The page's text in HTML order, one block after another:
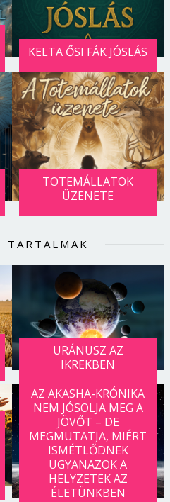
KELTA ŐSI FÁK JÓSLÁS
TOTEMÁLLATOK
ÜZENETE
TARTALMAK
URÁNUSZ AZ
IKREKBEN
AZ AKASHA-KRÓNIKA
NEM JÓSOLJA MEG A
JÖVŐT – DE
MEGMUTATJA, MIÉRT
ISMÉTLŐDNEK
UGYANAZOK A
HELYZETEK AZ
ÉLETÜNKBEN